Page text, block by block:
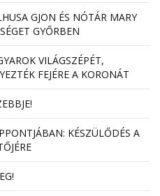
GJON ÉS NÓTÁR MARY
GYŐRBEN
VILÁGSZÉPÉT,
FEJÉRE A KORONÁT
KÉSZÜLŐDÉS A